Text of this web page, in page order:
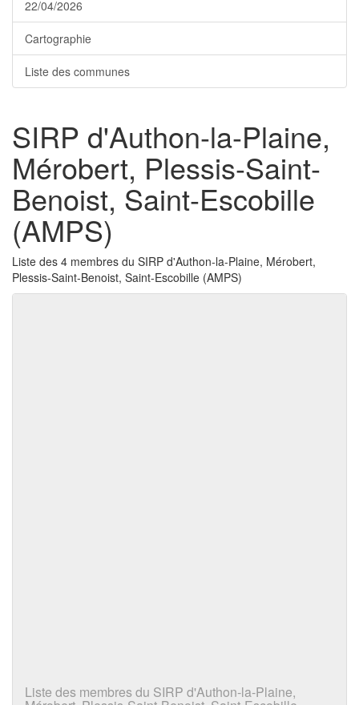
22/04/2026
Cartographie
Liste des communes
SIRP d'Authon-la-Plaine,
Mérobert, Plessis-Saint-
Benoist, Saint-Escobille
(AMPS)
Liste des 4 membres du SIRP d'Authon-la-Plaine, Mérobert,
Plessis-Saint-Benoist, Saint-Escobille (AMPS)
Liste des membres du SIRP d'Authon-la-Plaine,